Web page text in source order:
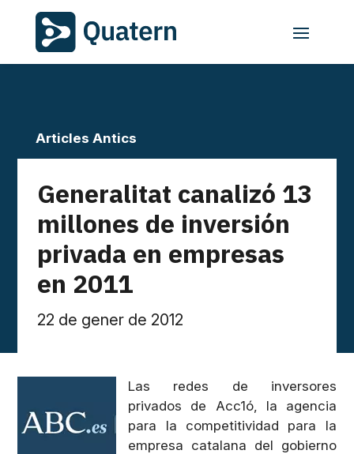
Articles Antics
Generalitat canalizó 13
millones de inversión
privada en empresas
en 2011
22 de gener de 2012
Las redes de inversores
privados de Acc1ó, la agencia
para la competitividad para la
empresa catalana del gobierno